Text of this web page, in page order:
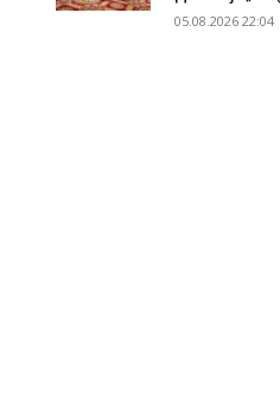
05.08.2026 22:04